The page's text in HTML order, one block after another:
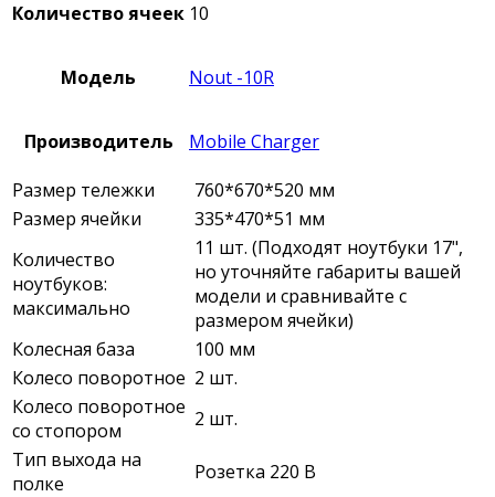
Количество ячеек 10
Модель Nout -10R
Производитель
Mobile Charger
Размер тележки
760*670*520 мм
Размер ячейки
335*470*51 мм
Количество
ноутбуков:
максимально
11 шт. (Подходят ноутбуки 17",
но уточняйте габариты вашей
модели и сравнивайте с
размером ячейки)
Колесная база
100 мм
Колесо поворотное 2 шт.
Колесо поворотное
со стопором
2 шт.
Тип выхода на
полке
Розетка 220 В